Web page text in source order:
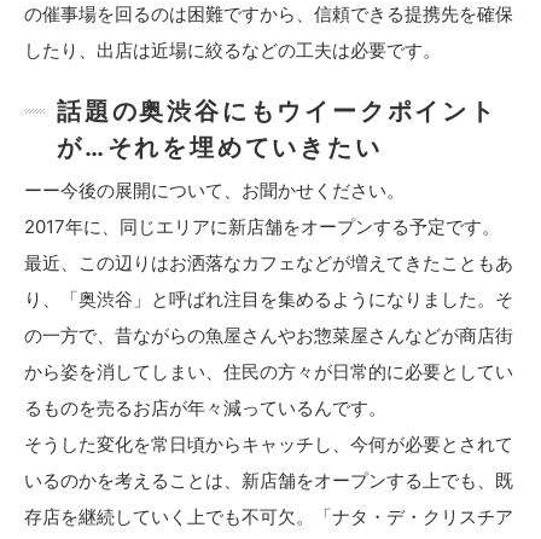
の催事場を回るのは困難ですから、信頼できる提携先を確保
したり、出店は近場に絞るなどの工夫は必要です。
話題の奥渋谷にもウイークポイント
が…それを埋めていきたい
ーー今後の展開について、お聞かせください。
2017年に、同じエリアに新店舗をオープンする予定です。
最近、この辺りはお洒落なカフェなどが増えてきたこともあ
り、「奥渋谷」と呼ばれ注目を集めるようになりました。そ
の一方で、昔ながらの魚屋さんやお惣菜屋さんなどが商店街
から姿を消してしまい、住民の方々が日常的に必要としてい
るものを売るお店が年々減っているんです。
そうした変化を常日頃からキャッチし、今何が必要とされて
いるのかを考えることは、新店舗をオープンする上でも、既
存店を継続していく上でも不可欠。「ナタ・デ・クリスチア